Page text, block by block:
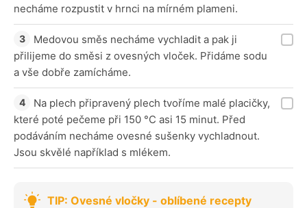
necháme rozpustit v hrnci na mírném plameni.
Medovou směs necháme vychladit a pak ji
přilijeme do směsi z ovesných vloček. Přidáme sodu
a vše dobře zamícháme.
Na plech připravený plech tvoříme malé placičky,
které poté pečeme při 150 °C asi 15 minut. Před
podáváním necháme ovesné sušenky vychladnout.
Jsou skvělé například s mlékem.
TIP: Ovesné vločky - oblíbené recepty